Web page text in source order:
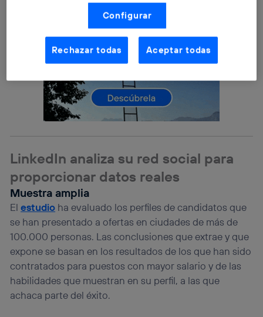
LinkedIn analiza su red social para
proporcionar datos reales
Muestra amplia
Elestudio ha evaluado los perfiles de candidatos que
se han presentado a ofertas en ciudades de más de
100.000 personas. Las conclusiones que extrae y que
expone se basan en los resultados de los que han sido
contratados para puestos con mayor salario y de las
habilidades que muestran en su perfil, a las que
achaca parte del éxito.
Nosotros, Telefónica S.A., utilizamos la tecnología Utiq para
realizar nuestras acciones de marketing digital o análisis
(como se describe en este aviso de consentimiento)
basadas en tu navegación en nuestra(s) web(s)
aquí(solo cuando utilizas una conexión a
internet habilitada , proporcionada por una de las
operadoras de telefonía participantes, y otorgas tu
La tecnología Utiq está diseñada con la privacidad como
prioridad ofreciéndote elección y control.
La tecnología utiliza un identificador cifrado creado por tu
información de la cuenta de cliente de
telecomunicaciones vinculada a la conexión que utilizas
(p. ej., número de teléfono móvil).
Este identificador se asigna a la conexión de internet, por
lo que cualquier persona que conecte su dispositivo y
consienta el uso de la tecnología recibirá el mismo
identificador. Típicamente:
Si utilizas unaconexión de banda ancha (p. ej., Wi-Fi),
el marketing o análisis se realizará en función de las
actividades de navegación de los miembros del hogar
que hayan dado su consentimiento.
Si utilizasdatos móviles, el marketing será más
personalizado, ya que se basará únicamente en la
navegación del usuario del móvil.
Configurar
Rechazar todas Aceptar todas